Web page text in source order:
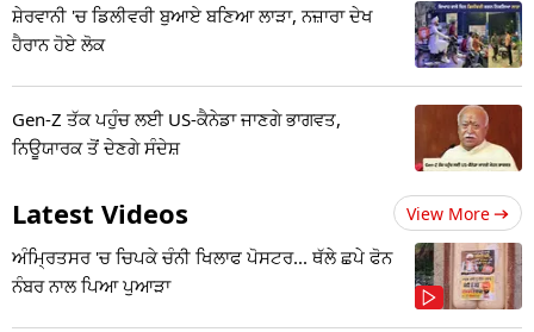
ਸ਼ੇਰਵਾਨੀ 'ਚ ਡਿਲੀਵਰੀ ਬੁਆਏ ਬਣਿਆ ਲਾੜਾ, ਨਜ਼ਾਰਾ ਦੇਖ
ਹੈਰਾਨ ਹੋਏ ਲੋਕ
Gen-Z ਤੱਕ ਪਹੁੰਚ ਲਈ US-ਕੈਨੇਡਾ ਜਾਣਗੇ ਭਾਗਵਤ,
ਨਿਊਯਾਰਕ ਤੋਂ ਦੇਣਗੇ ਸੰਦੇਸ਼
Latest Videos View More
ਅੰਮ੍ਰਿਤਸਰ 'ਚ ਚਿਪਕੇ ਚੰਨੀ ਖਿਲਾਫ ਪੋਸਟਰ... ਥੱਲੇ ਛਪੇ ਫੋਨ
ਨੰਬਰ ਨਾਲ ਪਿਆ ਪੁਆੜਾ